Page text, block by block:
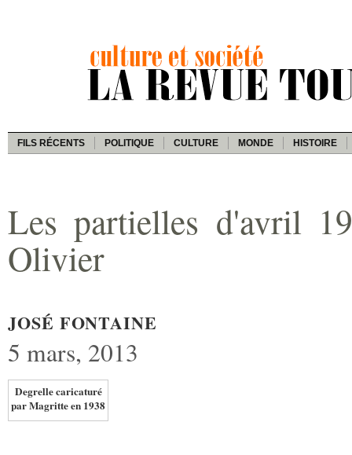
FILS RÉCENTS POLITIQUE CULTURE MONDE HISTOIRE
Les partielles d'avril
Olivier
JOSÉ FONTAINE
5 mars, 2013
Degrelle caricaturé
par Magritte en 1938